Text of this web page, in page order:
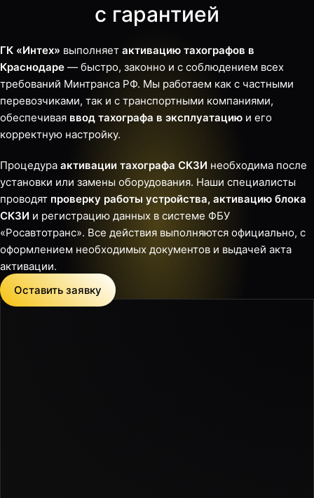
с гарантией
ГК «Интех» выполняет активацию тахографов в
Краснодаре — быстро, законно и с соблюдением всех
требований Минтранса РФ. Мы работаем как с частными
перевозчиками, так и с транспортными компаниями,
обеспечивая ввод тахографа в эксплуатацию и его
корректную настройку.
Процедура активации тахографа СКЗИ необходима после
установки или замены оборудования. Наши специалисты
проводят проверку работы устройства, активацию блока
СКЗИ и регистрацию данных в системе ФБУ
«Росавтотранс». Все действия выполняются официально, с
оформлением необходимых документов и выдачей акта
активации.
Оставить заявку